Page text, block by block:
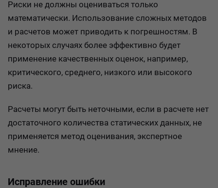
Риски не должны оцениваться только
математически. Использование сложных методов
и расчетов может приводить к погрешностям. В
некоторых случаях более эффективно будет
применение качественных оценок, например,
критического, среднего, низкого или высокого
риска.
Расчеты могут быть неточными, если в расчете нет
достаточного количества статических данных, не
применяется метод оценивания, экспертное
мнение.
Исправление ошибки